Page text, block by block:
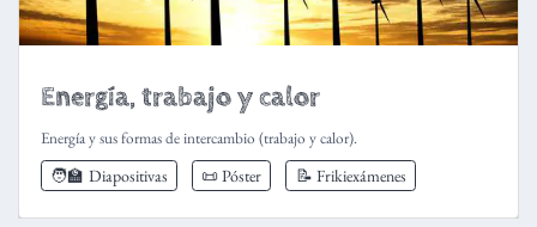
Energía, trabajo y calor
Energía y sus formas de intercambio (trabajo y calor).
🧑‍🏫 Diapositivas 📜 Póster 📝 Frikiexámenes